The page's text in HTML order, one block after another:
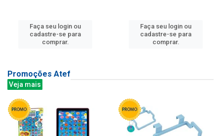
Faça seu login ou
cadastre-se para
comprar.
Faça seu login ou
cadastre-se para
comprar.
Promoções Atef
Veja mais